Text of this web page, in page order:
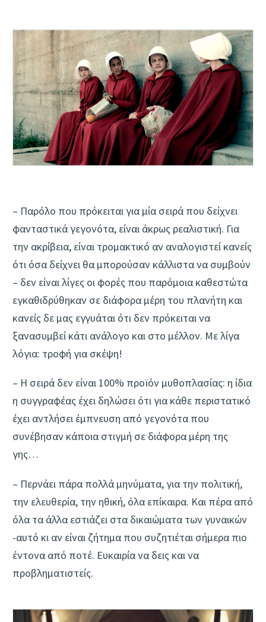
– Παρόλο που πρόκειται για μία σειρά που δείχνει
φανταστικά γεγονότα, είναι άκρως ρεαλιστική. Για
την ακρίβεια, είναι τρομακτικό αν αναλογιστεί κανείς
ότι όσα δείχνει θα μπορούσαν κάλλιστα να συμβούν
– δεν είναι λίγες οι φορές που παρόμοια καθεστώτα
εγκαθιδρύθηκαν σε διάφορα μέρη του πλανήτη και
κανείς δε μας εγγυάται ότι δεν πρόκειται να
ξανασυμβεί κάτι ανάλογο και στο μέλλον. Με λίγα
λόγια: τροφή για σκέψη!
– Η σειρά δεν είναι 100% προϊόν μυθοπλασίας: η ίδια
η συγγραφέας έχει δηλώσει ότι για κάθε περιστατικό
έχει αντλήσει έμπνευση από γεγονότα που
συνέβησαν κάποια στιγμή σε διάφορα μέρη της
γης…
– Περνάει πάρα πολλά μηνύματα, για την πολιτική,
την ελευθερία, την ηθική, όλα επίκαιρα. Και πέρα από
όλα τα άλλα εστιάζει στα δικαιώματα των γυναικών
-αυτό κι αν είναι ζήτημα που συζητιέται σήμερα πιο
έντονα από ποτέ. Ευκαιρία να δεις και να
προβληματιστείς.